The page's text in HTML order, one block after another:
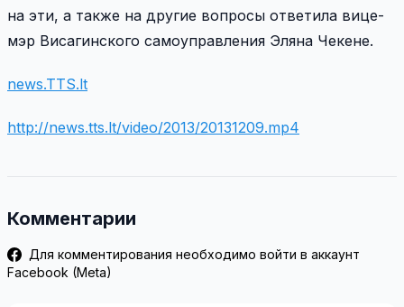
на эти, а также на другие вопросы ответила вице-
мэр Висагинского самоуправления Эляна Чекене.
news.TTS.lt
http://news.tts.lt/video/2013/20131209.mp4
Комментарии
Для комментирования необходимо войти в аккаунт
Facebook (Meta)